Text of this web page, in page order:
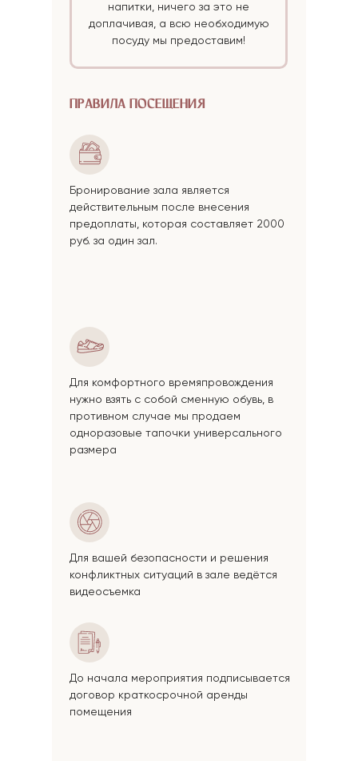
ПРАВИЛА ПОСЕЩЕНИЯ
напитки, ничего за это не
доплачивая, а всю необходимую
посуду мы предоставим!
Бронирование зала является
действительным после внесения
предоплаты, которая составляет 2000
руб. за один зал.
Для комфортного времяпровождения
нужно взять с собой сменную обувь, в
противном случае мы продаем
одноразовые тапочки универсального
размера
Для вашей безопасности и решения
конфликтных ситуаций в зале ведётся
видеосъемка
До начала мероприятия подписывается
договор краткосрочной аренды
помещения